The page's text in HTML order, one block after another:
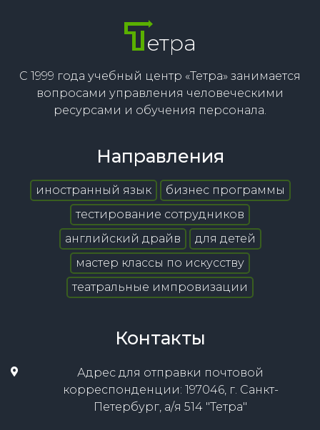
етра
С 1999 года учебный центр «Тетра» занимается
вопросами управления человеческими
ресурсами и обучения персонала.
Направления
иностранный язык
бизнес программы
тестирование сотрудников
английский драйв
для детей
мастер классы по искусству
театральные импровизации
Контакты
Адрес для отправки почтовой
корреспонденции: 197046, г. Санкт-
Петербург, а/я 514 "Тетра"